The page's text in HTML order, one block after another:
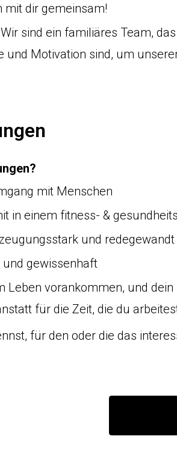
mit dir gemeinsam!
sind ein familiäres Team,
und Motivation sind, um
mit Menschen
in einem fitness- &
und redegewandt
gewissenhaft
Leben vorankommen, und
für die Zeit, die du
für den oder die das